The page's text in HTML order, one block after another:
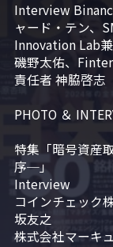
Interview
ャード・テン、
Innovation Lab
磯野太佑、
責任者 神脇啓志
PHOTO ＆
特集「暗号資産
序─」
Interview
コインチェック
坂友之
株式会社マーキ